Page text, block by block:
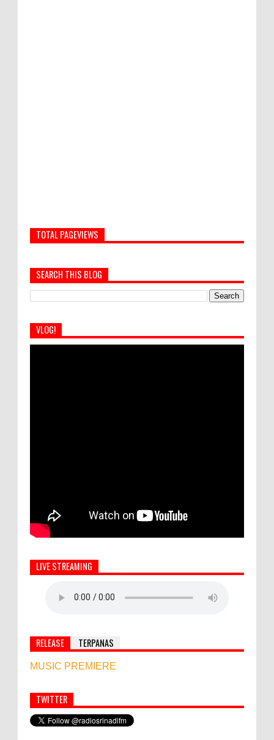
TOTAL PAGEVIEWS
SEARCH THIS BLOG
VLOG!
LIVE STREAMING
RELEASE TERPANAS
MUSIC PREMIERE
Simbol Persahabatan, RI Bangun Islamic Centre di
Afghanistan
TWITTER